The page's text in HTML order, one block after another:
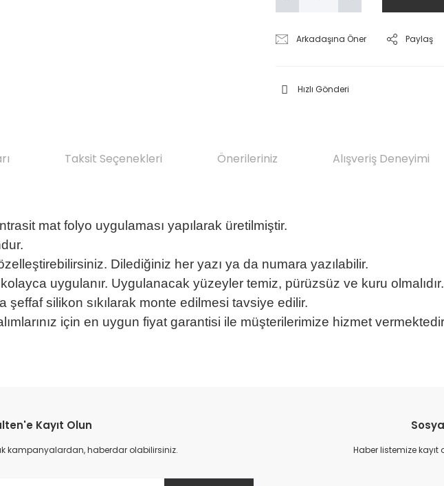
Arkadaşına Öner Paylaş
Hızlı Gönderi
Taksit Seçenekleri Önerileriniz Alışveriş Deneyimi
mat folyo uygulaması yapılarak üretilmiştir.
Dilediğiniz her yazı ya da numara yazılabilir.
uygulanır. Uygulanacak yüzeyler temiz, pürüzsüz ve kuru olmalıdır.
şeffaf silikon sıkılarak monte edilmesi tavsiye edilir.
için en uygun fiyat garantisi ile müşterilerimize hizmet
Kayıt Olun
kampanyalardan, haberdar olabilirsiniz. Haber listemize